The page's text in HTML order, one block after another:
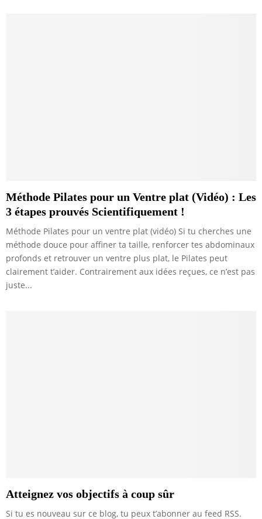
Méthode Pilates pour un Ventre plat (Vidéo) : Les
3 étapes prouvés Scientifiquement !
Méthode Pilates pour un ventre plat (vidéo) Si tu cherches une
méthode douce pour affiner ta taille, renforcer tes abdominaux
profonds et retrouver un ventre plus plat, le Pilates peut
clairement t’aider. Contrairement aux idées reçues, ce n’est pas
juste...
Atteignez vos objectifs à coup sûr
Si tu es nouveau sur ce blog, tu peux t’abonner au feed RSS.